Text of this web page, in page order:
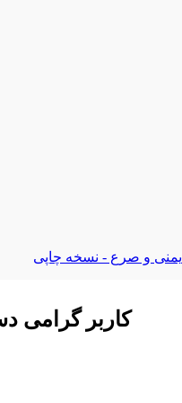
ایمنی و صرع - نسخه چاپی
کاربر